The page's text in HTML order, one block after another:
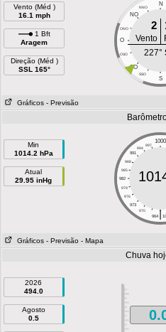
Vento (Méd )
16.1 mph
1 Bft
Aragem
Direção (Méd )
SSL 165°
N
NNO
NO
ONO
O
OSO
SO
SSO
S
2
Vento
227°
Gráficos - Previsão
Min
1014.2 hPa
Atual
29.95 inHg
1000
997
994
991
988
985
982
979
976
973
970
|
964
Gráficos - Previsão - Mapa
Chuva
2026
494.0
Agosto
0.5